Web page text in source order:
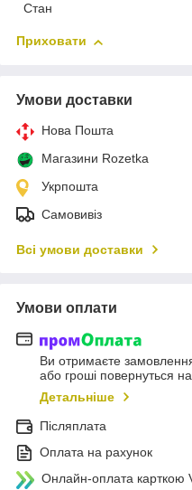
Стан
Приховати
Умови доставки
Нова Пошта
Магазини Rozetka
Укрпошта
Самовивіз
Всі умови доставки
Умови оплати
Ви отримаєте
або гроші повернуться
Детальніше
Післяплата
Оплата на рахунок
Онлайн-оплата карткою